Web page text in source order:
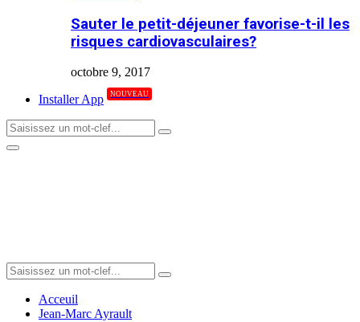
Sauter le petit-déjeuner favorise-t-il les
risques cardiovasculaires?
octobre 9, 2017
Installer App
NOUVEAU
Search
for:
Search
Primary
Search
for:
Search
Acceuil
Jean-Marc Ayrault